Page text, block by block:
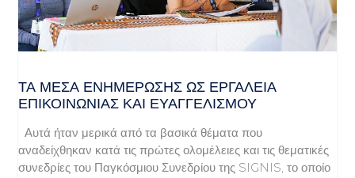
ΤΑ ΜΈΣΑ ΕΝΗΜΈΡΩΣΗΣ ΩΣ ΕΡΓΑΛΕΊΑ
ΕΠΙΚΟΙΝΩΝΊΑΣ ΚΑΙ ΕΥΑΓΓΕΛΙΣΜΟΎ
Αυτά ήταν μερικά από τα βασικά θέματα που
αναδείχθηκαν κατά τις πρώτες ολομέλειες και τις θεματικές
συνεδρίες του Παγκόσμιου Συνεδρίου της SIGNIS, το οποίο